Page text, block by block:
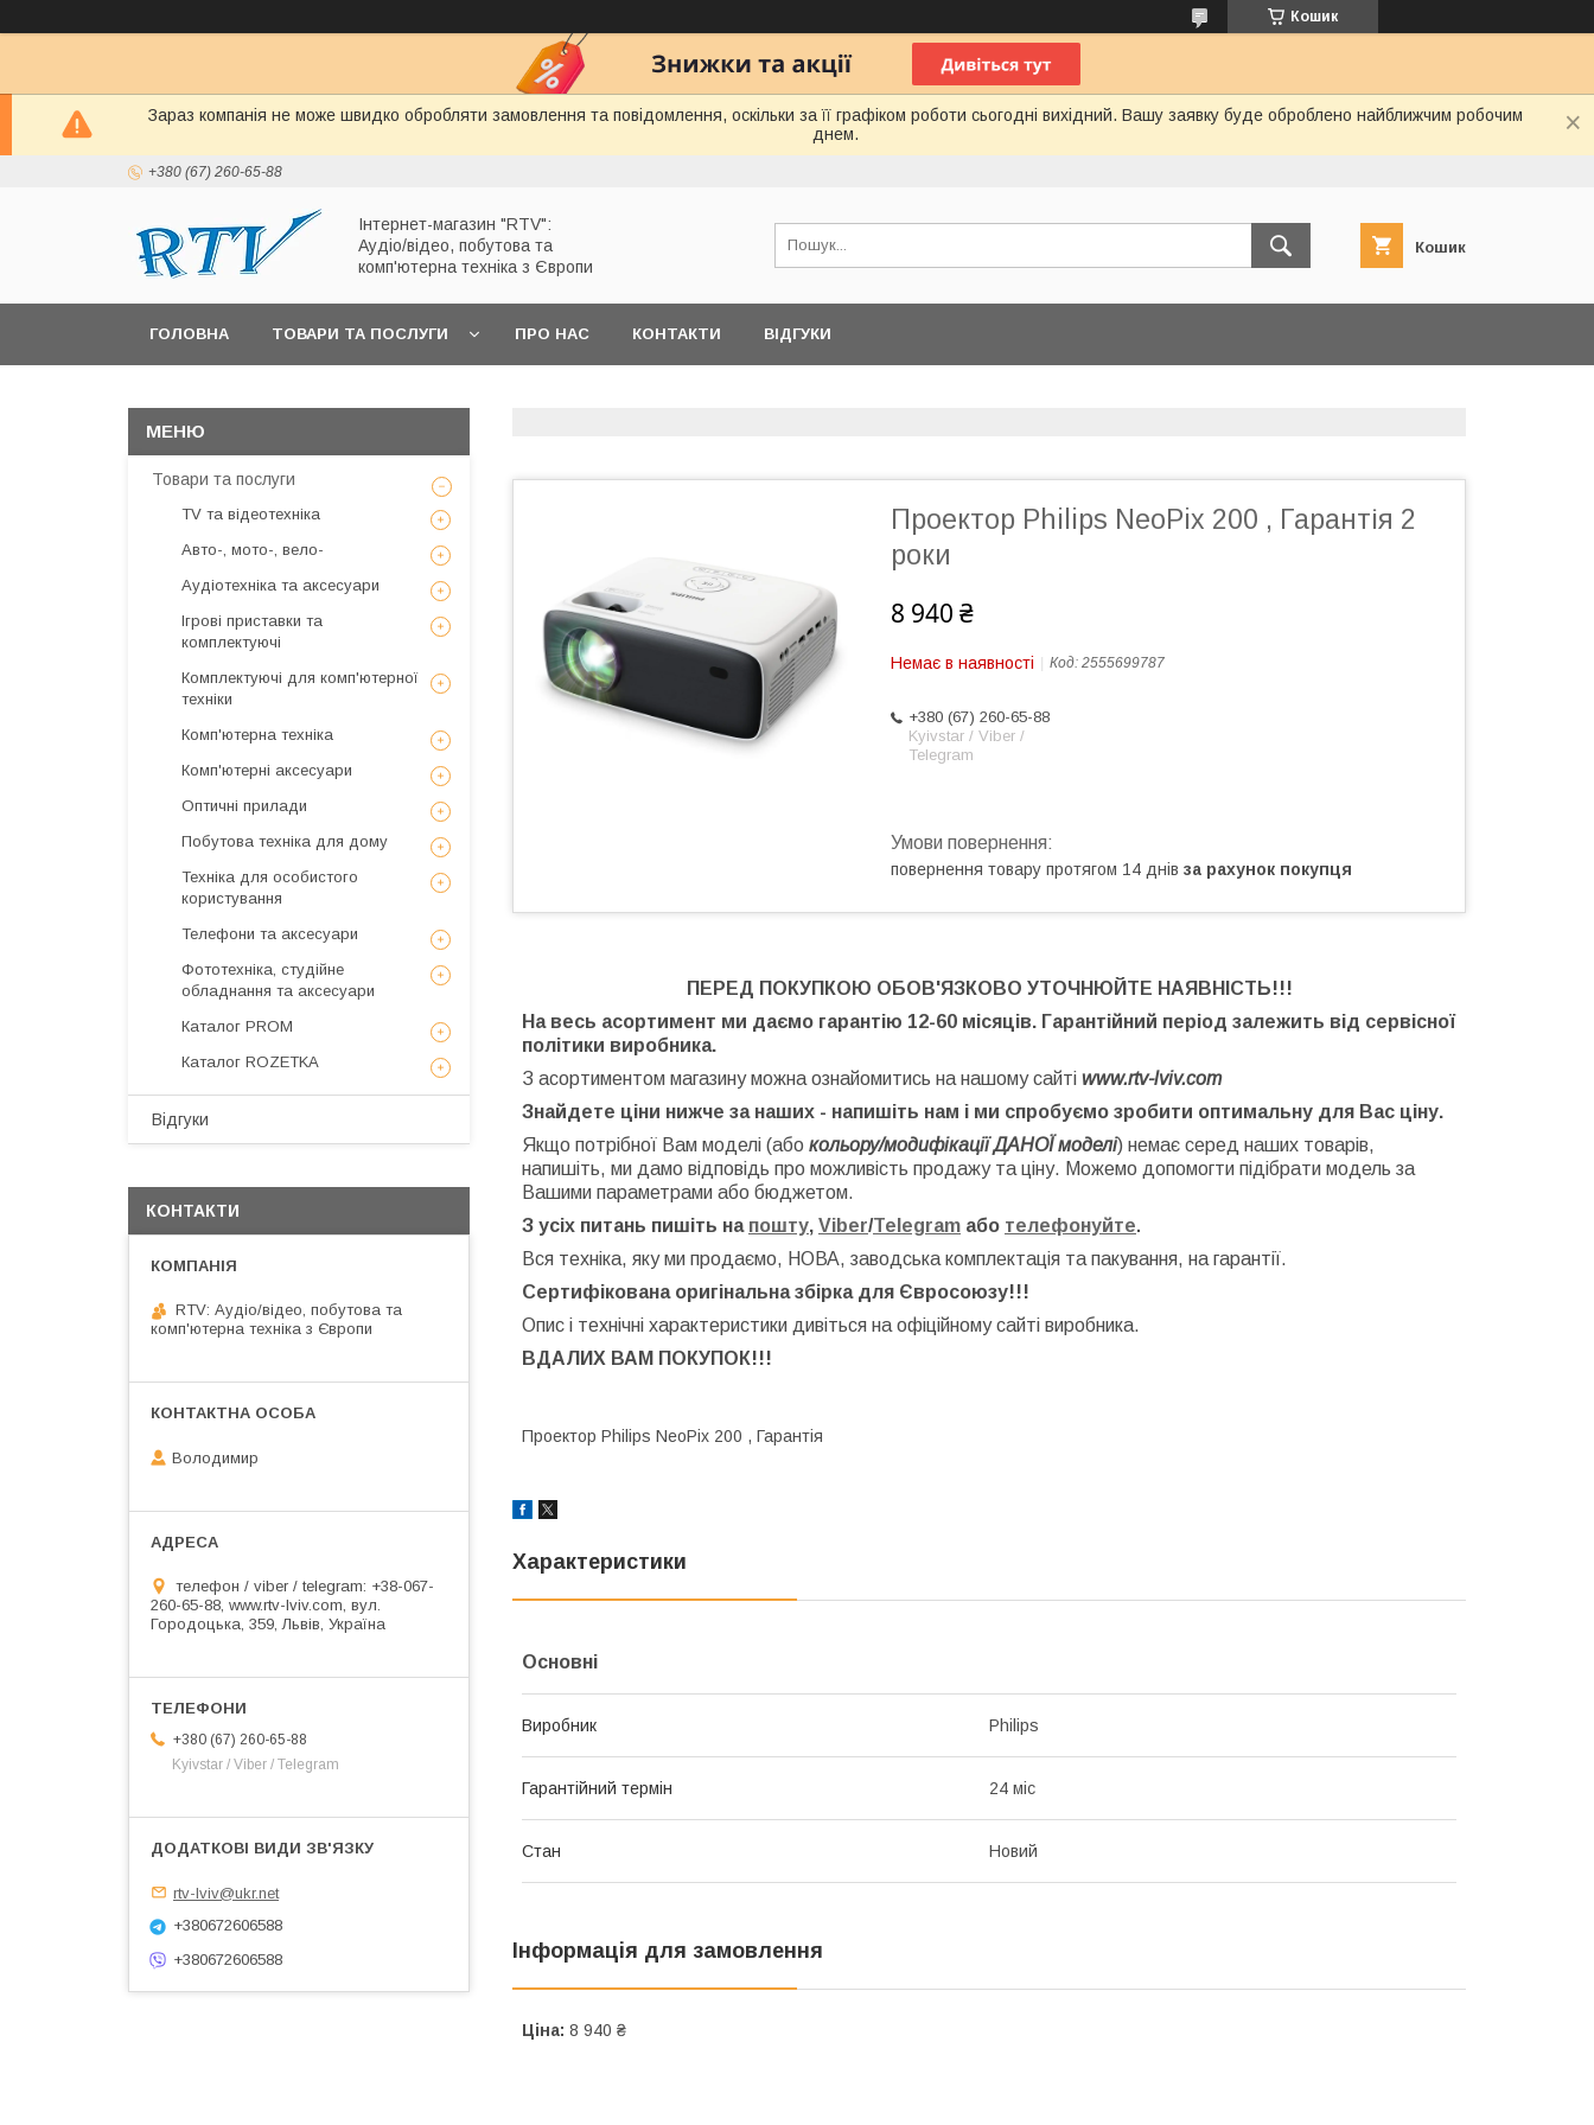
Кошик
Зараз компанія не може швидко обробляти замовлення та повідомлення, оскільки за її графіком роботи сьогодні вихідний. Вашу заявку буде оброблено найближчим робочим
днем.
+380 (67) 260-65-88
Інтернет-магазин "RTV":
Аудіо/відео, побутова та
комп'ютерна техніка з Європи
Кошик
ГОЛОВНА ТОВАРИ ТА ПОСЛУГИ ПРО НАС КОНТАКТИ ВІДГУКИ
Проектор Philips NeoPix 200 , Гарантія 2
роки
8 940 ₴
Немає в наявності Код: 2555699787
+380 (67) 260-65-88
Kyivstar / Viber /
Telegram
повернення товару протягом 14 днів за рахунок покупця
ПЕРЕД ПОКУПКОЮ ОБОВ'ЯЗКОВО УТОЧНЮЙТЕ НАЯВНІСТЬ!!!
На весь асортимент ми даємо гарантію 12-60 місяців. Гарантійний період залежить від сервісної
політики виробника.
З асортиментом магазину можна ознайомитись на нашому сайті www.rtv-lviv.com
Знайдете ціни нижче за наших - напишіть нам і ми спробуємо зробити оптимальну для Вас ціну.
Якщо потрібної Вам моделі (або кольору/модифікації ДАНОЇ моделі) немає серед наших товарів,
напишіть, ми дамо відповідь про можливість продажу та ціну. Можемо допомогти підібрати модель за
Вашими параметрами або бюджетом.
З усіх питань пишіть на пошту, Viber/Telegram або телефонуйте.
Вся техніка, яку ми продаємо, НОВА, заводська комплектація та пакування, на гарантії.
Сертифікована оригінальна збірка для Євросоюзу!!!
Опис і технічні характеристики дивіться на офіційному сайті виробника.
ВДАЛИХ ВАМ ПОКУПОК!!!
Проектор Philips NeoPix 200 , Гарантія
Характеристики
Основні
Виробник Philips
Гарантійний термін 24 міс
Стан Новий
Інформація для замовлення
Ціна: 8 940 ₴
Товари та послуги
TV та відеотехніка
Авто-, мото-, вело-
Аудіотехніка та аксесуари
Ігрові приставки та
комплектуючі
Комплектуючі для комп'ютерної
техніки
Комп'ютерна техніка
Комп'ютерні аксесуари
Оптичні прилади
Побутова техніка для дому
Техніка для особистого
користування
Телефони та аксесуари
Фототехніка, студійне
обладнання та аксесуари
Каталог PROM
Каталог ROZETKA
Відгуки
КОНТАКТИ
RTV: Аудіо/відео, побутова та
комп'ютерна техніка з Європи
Володимир
телефон / viber / telegram: +38-067-
260-65-88, www.rtv-lviv.com, вул.
Городоцька, 359, Львів, Україна
+380 (67) 260-65-88
Kyivstar / Viber / Telegram
rtv-lviv@ukr.net
+380672606588
+380672606588